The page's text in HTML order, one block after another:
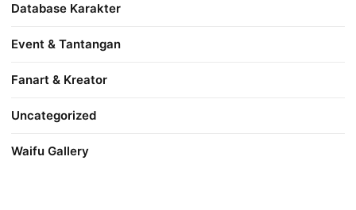
Database Karakter
Event & Tantangan
Fanart & Kreator
Uncategorized
Waifu Gallery